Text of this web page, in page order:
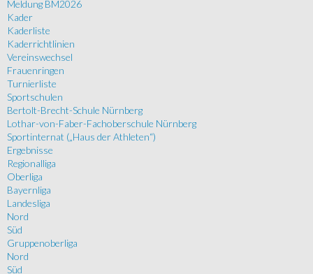
Meldung BM2026
Kader
Kaderliste
Kaderrichtlinien
Vereinswechsel
Frauenringen
Turnierliste
Sportschulen
Bertolt-Brecht-Schule Nürnberg
Lothar-von-Faber-Fachoberschule Nürnberg
Sportinternat („Haus der Athleten“)
Ergebnisse
Regionalliga
Oberliga
Bayernliga
Landesliga
Nord
Süd
Gruppenoberliga
Nord
Süd